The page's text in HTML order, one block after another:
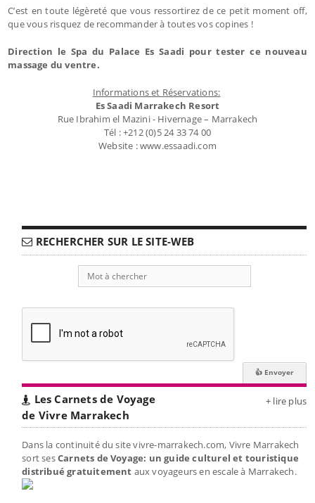
C’est en toute légèreté que vous ressortirez de ce petit moment off,
que vous risquez de recommander à toutes vos copines !
Direction le Spa du Palace Es Saadi pour tester ce nouveau
massage du ventre.
Informations et Réservations:
Es Saadi Marrakech Resort
Rue Ibrahim el Mazini - Hivernage – Marrakech
Tél : +212 (0)5 24 33 74 00
Website : www.essaadi.com
RECHERCHER SUR LE SITE-WEB
Les Carnets de Voyage
de Vivre Marrakech
+ lire plus
Dans la continuité du site vivre-marrakech.com, Vivre Marrakech
sort sesCarnets de Voyage: un guide culturel et touristique
distribué gratuitement aux voyageurs en escale à Marrakech.